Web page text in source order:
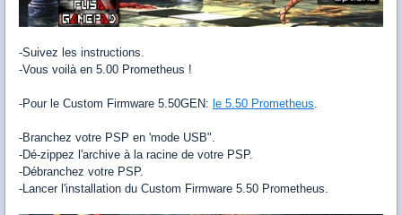
-Suivez les instructions.
-Vous voilà en 5.00 Prometheus !
-Pour le Custom Firmware 5.50GEN: le 5.50 Prometheus.
-Branchez votre PSP en 'mode USB".
-Dé-zippez l'archive à la racine de votre PSP.
-Débranchez votre PSP.
-Lancer l'installation du Custom Firmware 5.50 Prometheus.